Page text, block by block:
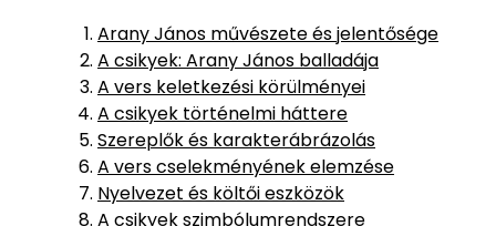
Arany János művészete és jelentősége
A csikyek: Arany János balladája
A vers keletkezési körülményei
A csikyek történelmi háttere
Szereplők és karakterábrázolás
A vers cselekményének elemzése
Nyelvezet és költői eszközök
A csikyek szimbólumrendszere